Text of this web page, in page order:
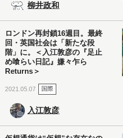
柳井政和
ロンドン再封鎖16週目。最終
回・英国社会は「新たな段
階」に。＜入江敦彦の『足止
め喰らい日記』嫌々乍ら
Returns＞
2021.05.07 国際
入江敦彦